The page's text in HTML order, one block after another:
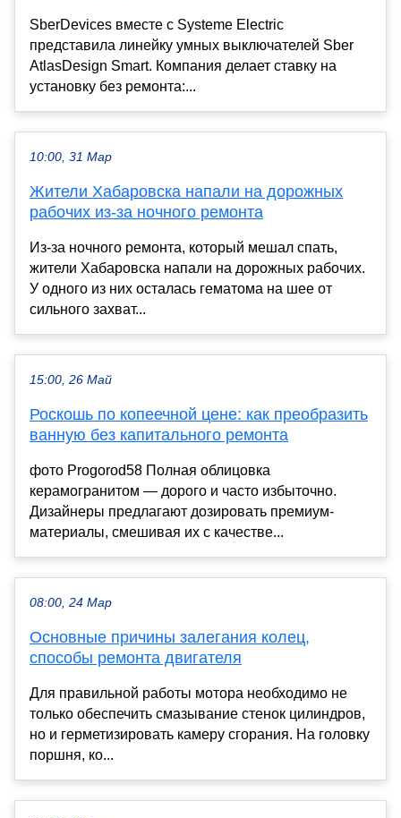
SberDevices вместе с Systeme Electric
представила линейку умных выключателей Sber
AtlasDesign Smart. Компания делает ставку на
установку без ремонта:...
10:00, 31 Мар
Жители Хабаровска напали на дорожных
рабочих из-за ночного ремонта
Из-за ночного ремонта, который мешал спать,
жители Хабаровска напали на дорожных рабочих.
У одного из них осталась гематома на шее от
сильного захват...
15:00, 26 Май
Роскошь по копеечной цене: как преобразить
ванную без капитального ремонта
фото Progorod58 Полная облицовка
керамогранитом — дорого и часто избыточно.
Дизайнеры предлагают дозировать премиум-
материалы, смешивая их с качестве...
08:00, 24 Мар
Основные причины залегания колец,
способы ремонта двигателя
Для правильной работы мотора необходимо не
только обеспечить смазывание стенок цилиндров,
но и герметизировать камеру сгорания. На головку
поршня, ко...